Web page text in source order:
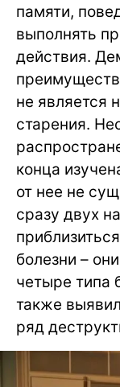
памяти,
выполнять
действия.
не является
старения.
конца
от нее не
сразу двух
болезни –
четыре типа
также
ряд